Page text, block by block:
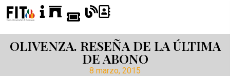
OLIVENZA. RESEÑA DE LA ÚLTIMA
DE ABONO
8 marzo, 2015